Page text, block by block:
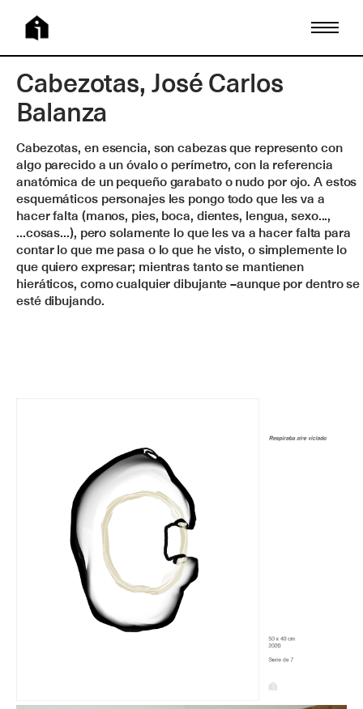
Cabezotas, José Carlos
Balanza
Cabezotas, en esencia, son cabezas que represento con
algo parecido a un óvalo o perímetro, con la referencia
anatómica de un pequeño garabato o nudo por ojo. A estos
esquemáticos personajes les pongo todo que les va a
hacer falta (manos, pies, boca, dientes, lengua, sexo...,
...cosas...), pero solamente lo que les va a hacer falta para
contar lo que me pasa o lo que he visto, o simplemente lo
que quiero expresar; mientras tanto se mantienen
hieráticos, como cualquier dibujante –aunque por dentro se
esté dibujando.